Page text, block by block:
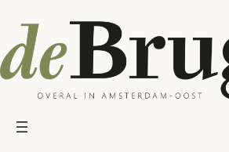
naar
de
inhoud